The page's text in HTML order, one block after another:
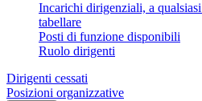
Incarichi dirigenziali, a
tabellare
Posti di funzione disponibili
Ruolo dirigenti
Dirigenti cessati
Posizioni organizzative